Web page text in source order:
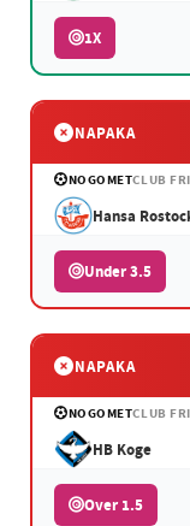
1X
NAPAKA
NOGOMETCLUB
Hansa
Under 3.5
NAPAKA
NOGOMETCLUB
HB Koge
Over 1.5